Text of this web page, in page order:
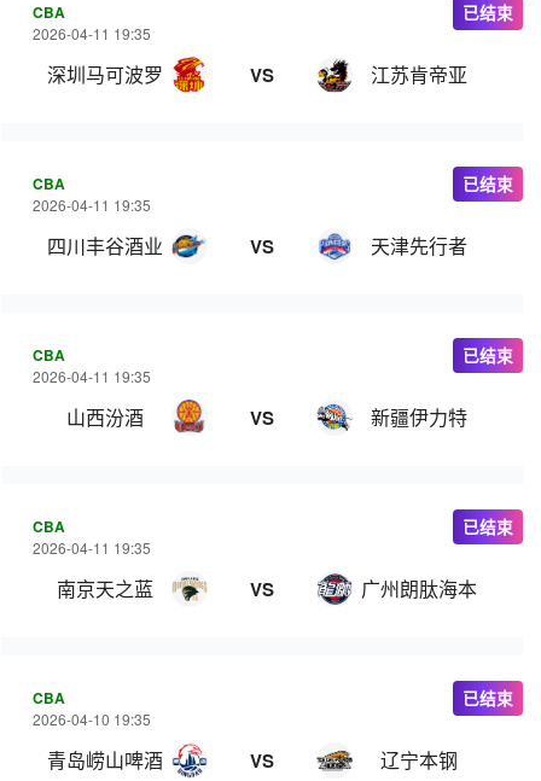
CBA
2026-04-11 19:35
深圳马可波罗 VS 江苏肯帝亚
已结束
CBA
2026-04-11 19:35
四川丰谷酒业 VS 天津先行者
已结束
CBA
2026-04-11 19:35
山西汾酒 VS 新疆伊力特
已结束
CBA
2026-04-11 19:35
南京天之蓝 VS 广州朗肽海本
已结束
CBA
2026-04-10 19:35
青岛崂山啤酒 VS 辽宁本钢
已结束